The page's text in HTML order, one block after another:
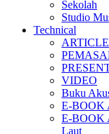
Sekolah
Studio
Technical
ARTICLE
VIDEO
Buku
E-BOOK
E-BOOK
Laut